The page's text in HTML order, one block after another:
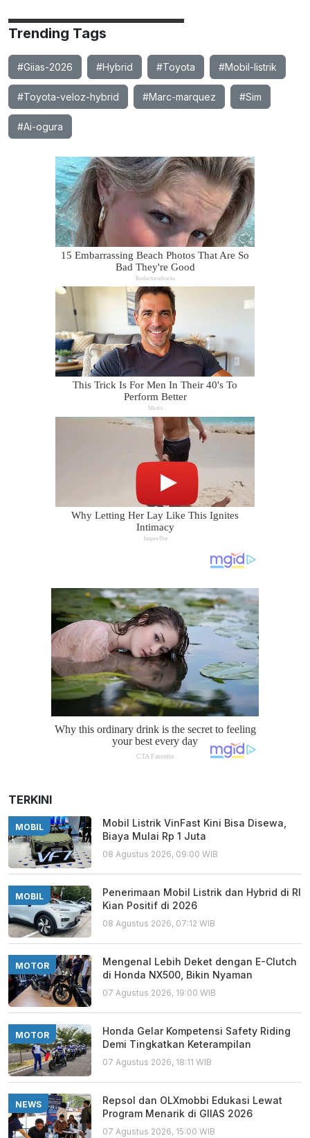
Trending Tags
#Giias-2026 #Hybrid #Toyota #Mobil-listrik
#Toyota-veloz-hybrid #Marc-marquez #Sim
#Ai-ogura
TERKINI
MOBIL
Mobil Listrik VinFast Kini Bisa Disewa,
Biaya Mulai Rp 1 Juta
08 Agustus 2026, 09:00 WIB
MOBIL
Penerimaan Mobil Listrik dan Hybrid di RI
Kian Positif di 2026
08 Agustus 2026, 07:12 WIB
MOTOR
Mengenal Lebih Deket dengan E-Clutch
di Honda NX500, Bikin Nyaman
07 Agustus 2026, 19:00 WIB
MOTOR
Honda Gelar Kompetensi Safety Riding
Demi Tingkatkan Keterampilan
07 Agustus 2026, 18:11 WIB
NEWS
Repsol dan OLXmobbi Edukasi Lewat
Program Menarik di GIIAS 2026
07 Agustus 2026, 15:00 WIB